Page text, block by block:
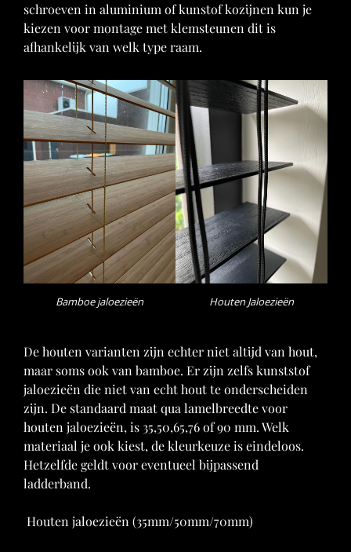
schroeven in aluminium of kunstof kozijnen kun je
kiezen voor montage met klemsteunen dit is
afhankelijk van welk type raam.
Bamboe jaloezieën Houten Jaloezieën
De houten varianten zijn echter niet altijd van hout,
maar soms ook van bamboe. Er zijn zelfs kunststof
jaloezieën die niet van echt hout te onderscheiden
zijn. De standaard maat qua lamelbreedte voor
houten jaloezieën, is 35,50,65,76 of 90 mm. Welk
materiaal je ook kiest, de kleurkeuze is eindeloos.
Hetzelfde geldt voor eventueel bijpassend
ladderband.
Houten jaloezieën (35mm/50mm/70mm)